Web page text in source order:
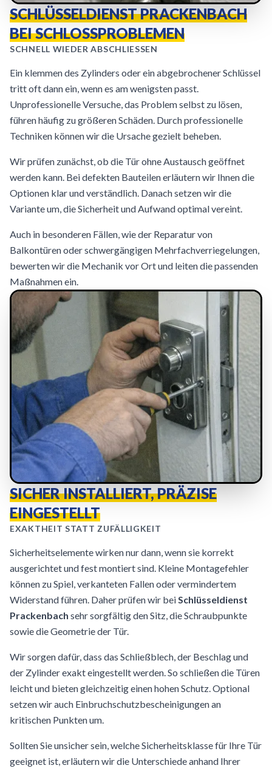
SCHLÜSSELDIENST PRACKENBACH
BEI SCHLOSSPROBLEMEN
SCHNELL WIEDER ABSCHLIESSEN
Ein klemmen des Zylinders oder ein abgebrochener Schlüssel
tritt oft dann ein, wenn es am wenigsten passt.
Unprofessionelle Versuche, das Problem selbst zu lösen,
führen häufig zu größeren Schäden. Durch professionelle
Techniken können wir die Ursache gezielt beheben.
Wir prüfen zunächst, ob die Tür ohne Austausch geöffnet
werden kann. Bei defekten Bauteilen erläutern wir Ihnen die
Optionen klar und verständlich. Danach setzen wir die
Variante um, die Sicherheit und Aufwand optimal vereint.
Auch in besonderen Fällen, wie der Reparatur von
Balkontüren oder schwergängigen Mehrfachverriegelungen,
bewerten wir die Mechanik vor Ort und leiten die passenden
Maßnahmen ein.
SICHER INSTALLIERT, PRÄZISE
EINGESTELLT
EXAKTHEIT STATT ZUFÄLLIGKEIT
Sicherheitselemente wirken nur dann, wenn sie korrekt
ausgerichtet und fest montiert sind. Kleine Montagefehler
können zu Spiel, verkanteten Fallen oder vermindertem
Widerstand führen. Daher prüfen wir beiSchlüsseldienst
Prackenbach sehr sorgfältig den Sitz, die Schraubpunkte
sowie die Geometrie der Tür.
Wir sorgen dafür, dass das Schließblech, der Beschlag und
der Zylinder exakt eingestellt werden. So schließen die Türen
leicht und bieten gleichzeitig einen hohen Schutz. Optional
setzen wir auch Einbruchschutzbescheinigungen an
kritischen Punkten um.
Sollten Sie unsicher sein, welche Sicherheitsklasse für Ihre Tür
geeignet ist, erläutern wir die Unterschiede anhand Ihrer